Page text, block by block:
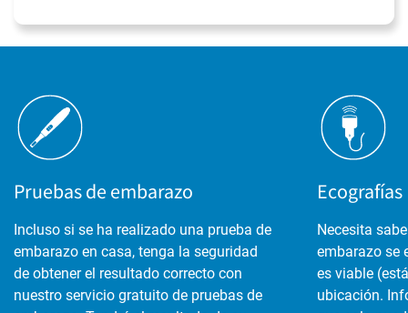
Pruebas de embarazo
Incluso si se ha realizado una prueba de
embarazo en casa, tenga la seguridad
de obtener el resultado correcto con
nuestro servicio gratuito de pruebas de
Ecografías
Necesita
embarazo se
es viable
ubicación.